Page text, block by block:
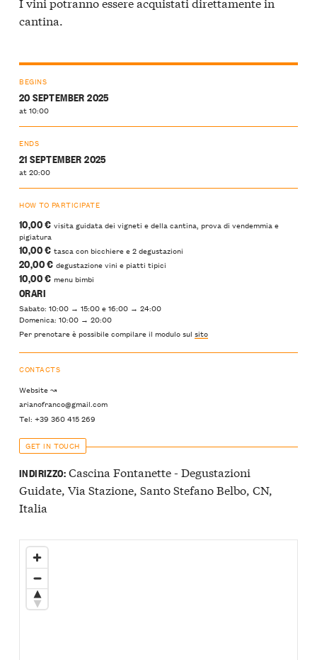
cantina.
BEGINS
20 SEPTEMBER 2025
at 10:00
ENDS
21 SEPTEMBER 2025
at 20:00
HOW TO PARTICIPATE
10,00 € visita guidata dei vigneti e della cantina, prova di vendemmia e
pigiatura
10,00 € tasca con bicchiere e 2 degustazioni
20,00 € degustazione vini e piatti tipici
10,00 € menu bimbi
ORARI
Sabato: 10:00 → 15:00 e 16:00 → 24:00
Domenica: 10:00 → 20:00
Per prenotare è possibile compilare il modulo sul sito
CONTACTS
Website ↝
arianofranco@gmail.com
Tel: +39 360 415 269
GET IN TOUCH
INDIRIZZO:Cascina Fontanette - Degustazioni
Guidate, Via Stazione, Santo Stefano Belbo, CN,
Italia